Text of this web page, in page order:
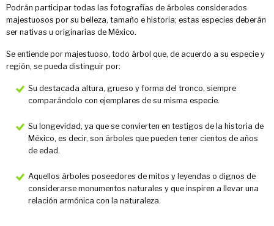
Podrán participar todas las fotografías de árboles considerados
majestuosos por su belleza, tamaño e historia; estas especies deberán
ser nativas u originarias de México.
Se entiende por majestuoso, todo árbol que, de acuerdo a su especie y
región, se pueda distinguir por:
Su destacada altura, grueso y forma del tronco, siempre
comparándolo con ejemplares de su misma especie.
Su longevidad, ya que se convierten en testigos de la historia de
México, es decir, son árboles que pueden tener cientos de años
de edad.
Aquellos árboles poseedores de mitos y leyendas o dignos de
considerarse monumentos naturales y que inspiren a llevar una
relación armónica con la naturaleza.